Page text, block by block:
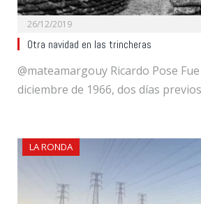
26/12/2019
Otra navidad en las trincheras
@mateamargouy Ricardo Pose
diciembre de 1966, dos días
LA RONDA